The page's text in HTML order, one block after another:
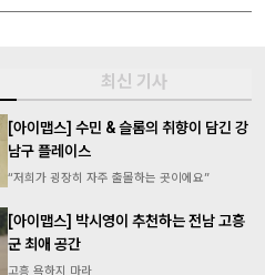
최신 기사
[아이맵스] 수민 & 슬롬의 취향이 담긴 강
남구 플레이스
“저희가 굉장히 자주 출몰하는 곳이에요”
[아이맵스] 박시영이 추천하는 전남 고흥
군 최애 공간
고흥 욕하지 마라